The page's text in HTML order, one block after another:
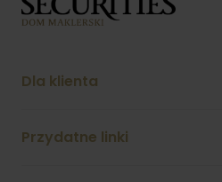
Dla klienta
Przydatne linki